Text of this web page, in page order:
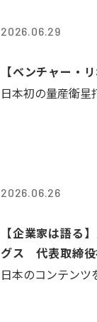
2026.06.29
【ベンチャー・
日本初の量産衛星
2026.06.26
【企業家は語る
グス 代表取締
日本のコンテンツ